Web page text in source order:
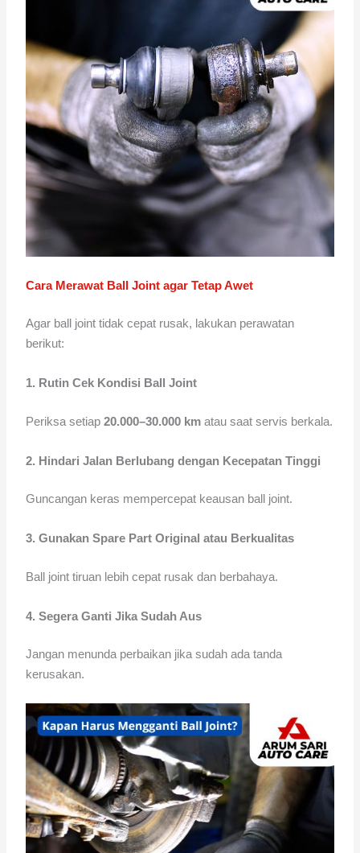
Cara Merawat Ball Joint agar Tetap Awet
Agar ball joint tidak cepat rusak, lakukan perawatan
berikut:
1. Rutin Cek Kondisi Ball Joint
Periksa setiap20.000–30.000 km atau saat servis berkala.
2. Hindari Jalan Berlubang dengan Kecepatan Tinggi
Guncangan keras mempercepat keausan ball joint.
3. Gunakan Spare Part Original atau Berkualitas
Ball joint tiruan lebih cepat rusak dan berbahaya.
4. Segera Ganti Jika Sudah Aus
Jangan menunda perbaikan jika sudah ada tanda
kerusakan.